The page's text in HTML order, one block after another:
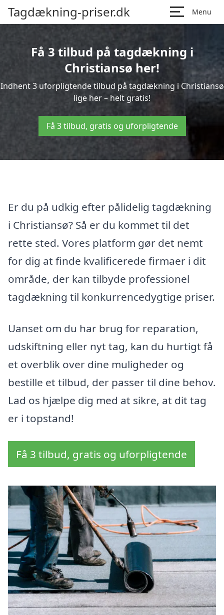
Tagdækning-priser.dk Menu
Få 3 tilbud på tagdækning i
Christiansø her!
Indhent 3 uforpligtende tilbud på tagdækning i Christiansø
lige her – helt gratis!
Få 3 tilbud, gratis og uforpligtende
Er du på udkig efter pålidelig tagdækning
i Christiansø? Så er du kommet til det
rette sted. Vores platform gør det nemt
for dig at finde kvalificerede firmaer i dit
område, der kan tilbyde professionel
tagdækning til konkurrencedygtige priser.
Uanset om du har brug for reparation,
udskiftning eller nyt tag, kan du hurtigt få
et overblik over dine muligheder og
bestille et tilbud, der passer til dine behov.
Lad os hjælpe dig med at sikre, at dit tag
er i topstand!
Få 3 tilbud, gratis og uforpligtende